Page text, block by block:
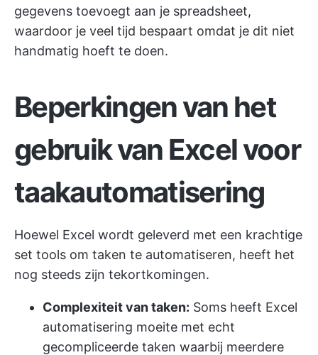
gegevens toevoegt aan je spreadsheet,
waardoor je veel tijd bespaart omdat je dit niet
handmatig hoeft te doen.
Beperkingen van het
gebruik van Excel voor
taakautomatisering
Hoewel Excel wordt geleverd met een krachtige
set tools om taken te automatiseren, heeft het
nog steeds zijn tekortkomingen.
Complexiteit van taken: Soms heeft Excel
automatisering moeite met echt
gecompliceerde taken waarbij meerdere